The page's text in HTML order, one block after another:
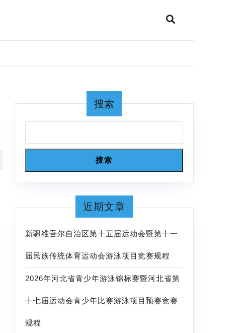
搜索
搜索
近期文章
新疆维吾尔自治区第十五届运动会暨第十一
届民族传统体育运动会游泳项目竞赛规程
2026年河北省青少年游泳锦标赛暨河北省第
十七届运动会青少年比赛游泳项目预赛竞赛
规程